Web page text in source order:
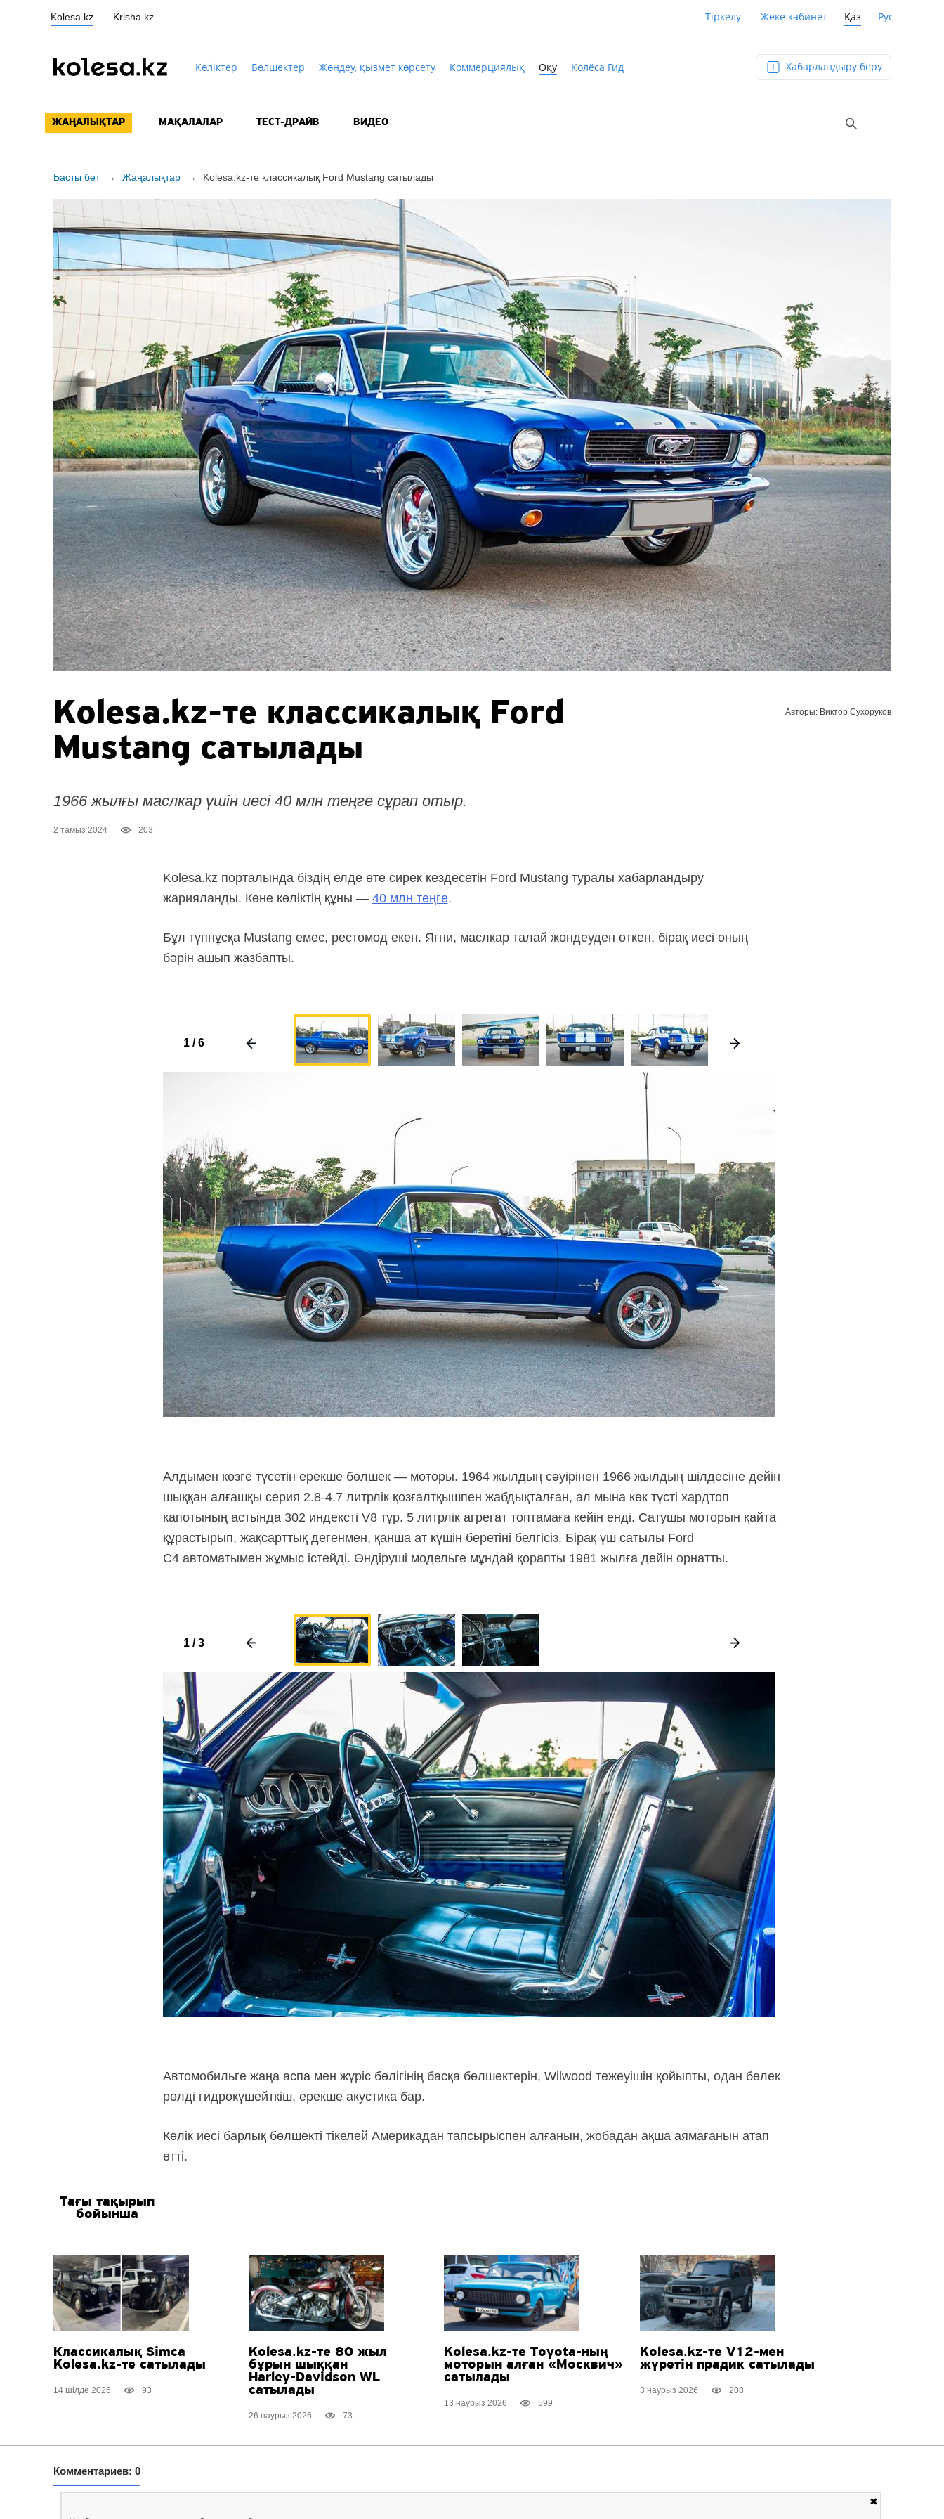
Kolesa.kz Krisha.kz Тіркелу Жеке кабинет Қаз Рус
Көліктер Бөлшектер Жөндеу, қызмет көрсету Коммерциялық Оқу Колёса Гид Хабарландыру беру
ЖАҢАЛЫҚТАР МАҚАЛАЛАР ТЕСТ-ДРАЙВ ВИДЕО
Басты бет → Жаңалықтар → Kolesa.kz-те классикалық Ford Mustang сатылады
Kolesa.kz-те классикалық Ford
Mustang сатылады
1966 жылғы маслкар үшін иесі 40 млн теңге сұрап отыр.
2 тамыз 2024 203
Авторы: Виктор Сухоруков
Kolesa.kz порталында біздің елде өте сирек кездесетін Ford Mustang туралы хабарландыру
жарияланды. Көне көліктің құны — 40 млн теңге.
Бұл түпнұсқа Mustang емес, рестомод екен. Яғни, маслкар талай жөндеуден өткен, бірақ иесі оның
бәрін ашып жазбапты.
1/6
Алдымен көзге түсетін ерекше бөлшек — моторы. 1964 жылдың сәуірінен 1966 жылдың шілдесіне дейін
шыққан алғашқы серия 2.8-4.7 литрлік қозғалтқышпен жабдықталған, ал мына көк түсті хардтоп
капотының астында 302 индексті V8 тұр. 5 литрлік агрегат топтамаға кейін енді. Сатушы моторын қайта
құрастырып, жақсарттық дегенмен, қанша ат күшін беретіні белгісіз. Бірақ үш сатылы Ford
C4 автоматымен жұмыс істейді. Өндіруші модельге мұндай қорапты 1981 жылға дейін орнатты.
1/3
Автомобильге жаңа аспа мен жүріс бөлігінің басқа бөлшектерін, Wilwood тежеуішін қойыпты, одан бөлек
рөлді гидрокүшейткіш, ерекше акустика бар.
Көлік иесі барлық бөлшекті тікелей Америкадан тапсырыспен алғанын, жобадан ақша аямағанын атап
өтті.
Тағы тақырып
бойынша
Классикалық Simca
Kolesa.kz-тесатылады
14 шілде 2026 93
Kolesa.kz-те 80 жыл
бұрын шыққан
Harley-Davidson WL
сатылады
26 наурыз 2026 73
Kolesa.kz-те Toyota-ның
моторын алған «Москвич»
сатылады
13 наурыз 2026 599
Kolesa.kz-те V12-мен
жүретін прадик сатылады
3 наурыз 2026 208
Комментариев: 0
✖